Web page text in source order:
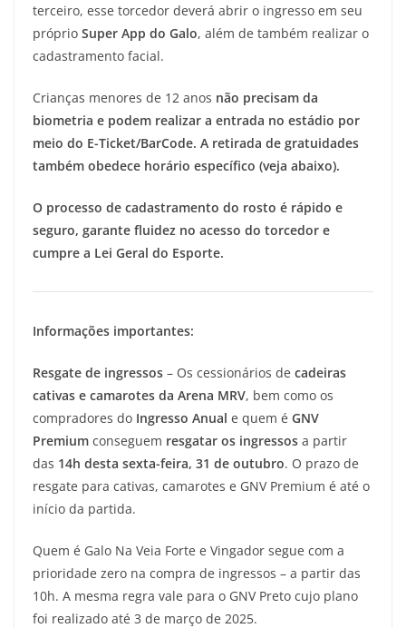
terceiro, esse torcedor deverá abrir o ingresso em seu
próprio Super App do Galo, além de também realizar o
cadastramento facial.
Crianças menores de 12 anos não precisam da
biometria e podem realizar a entrada no estádio por
meio do E-Ticket/BarCode. A retirada de gratuidades
também obedece horário específico (veja abaixo).
O processo de cadastramento do rosto é rápido e
seguro, garante fluidez no acesso do torcedor e
cumpre a Lei Geral do Esporte.
Informações importantes:
Resgate de ingressos – Os cessionários de cadeiras
cativas e camarotes da Arena MRV, bem como os
compradores do Ingresso Anual e quem é GNV
Premium conseguem resgatar os ingressos a partir
das 14h desta sexta-feira, 31 de outubro. O prazo de
resgate para cativas, camarotes e GNV Premium é até o
início da partida.
Quem é Galo Na Veia Forte e Vingador segue com a
prioridade zero na compra de ingressos – a partir das
10h. A mesma regra vale para o GNV Preto cujo plano
foi realizado até 3 de março de 2025.